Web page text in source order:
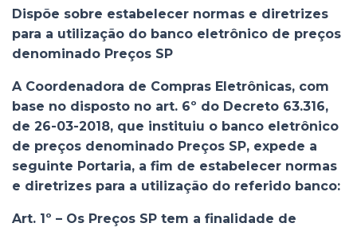
Dispõe sobre estabelecer normas e diretrizes
para a utilização do banco eletrônico de preços
denominado Preços SP
A Coordenadora de Compras Eletrônicas, com
base no disposto no art. 6º do Decreto 63.316,
de 26-03-2018, que instituiu o banco eletrônico
de preços denominado Preços SP, expede a
seguinte Portaria, a fim de estabelecer normas
e diretrizes para a utilização do referido banco:
Art. 1º – Os Preços SP tem a finalidade de